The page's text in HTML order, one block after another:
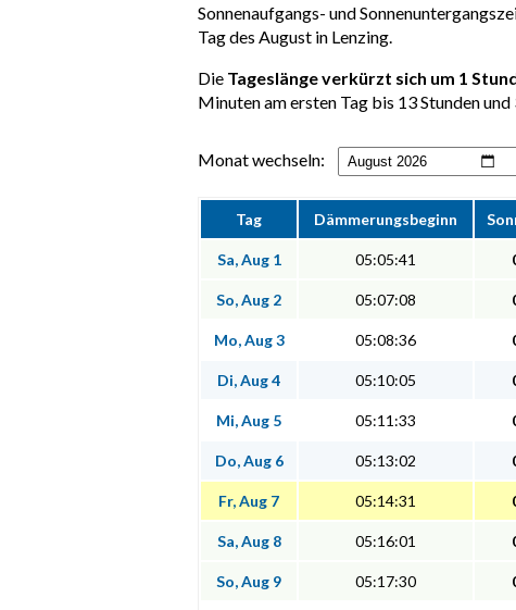
Sonnenaufgangs- und
Tag des August in Lenzing.
Die Tageslänge verkürzt sich um 1
Minuten am ersten Tag bis 13 Stunden
Monat wechseln:
Tag Dämmerungsbeginn
Sa, Aug 1 05:05:41
So, Aug 2 05:07:08
Mo, Aug 3 05:08:36
Di, Aug 4 05:10:05
Mi, Aug 5 05:11:33
Do, Aug 6 05:13:02
Fr, Aug 7 05:14:31
Sa, Aug 8 05:16:01
So, Aug 9 05:17:30